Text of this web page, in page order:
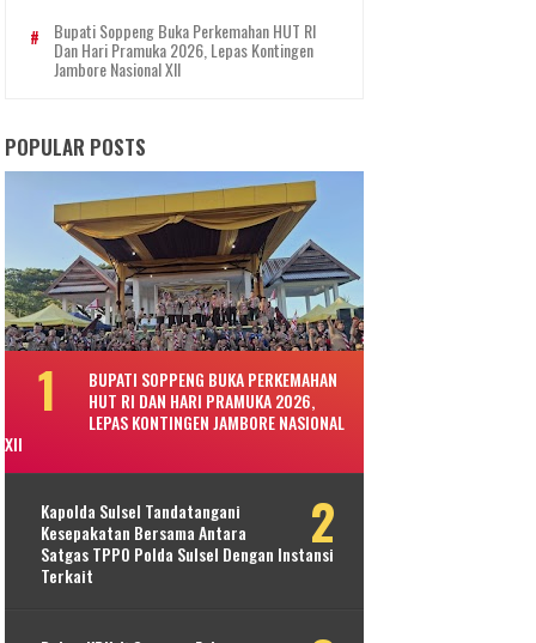
Bupati Soppeng Buka Perkemahan HUT RI
Dan Hari Pramuka 2026, Lepas Kontingen
Jambore Nasional XII
POPULAR POSTS
BUPATI SOPPENG BUKA PERKEMAHAN
HUT RI DAN HARI PRAMUKA 2026,
LEPAS KONTINGEN JAMBORE NASIONAL
XII
Kapolda Sulsel Tandatangani
Kesepakatan Bersama Antara
Satgas TPPO Polda Sulsel Dengan Instansi
Terkait